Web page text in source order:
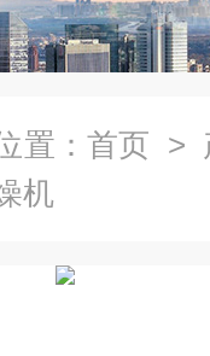
置： 首页 >
机